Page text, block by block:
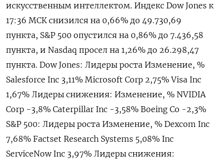
искусственным интеллектом. Индекс ​Dow ​Jones к
⁠17:36 МСК снизился ‌на 0,66% до ‌49.730,69
пункта, S&P 500 ​опустился на 0,86% до ‌7.436,58
пункта, и Nasdaq ​просел на 1,26% до 26.‌298,47
пункта. Dow Jones: Лидеры роста Изменение, %
Salesforce Inc 3,11% Microsoft Corp 2,75% Visa Inc
1,67% Лидеры снижения: Изменение, % NVIDIA ​
Corp -​3,8% Caterpillar ‌Inc -3,58% Boeing Co -2,3%
S&​P 500: Лидеры роста Изменение, % Dexcom Inc
7,68% Factset Research Systems 5,08% Inc
ServiceNow Inc 3,97% Лидеры снижения: